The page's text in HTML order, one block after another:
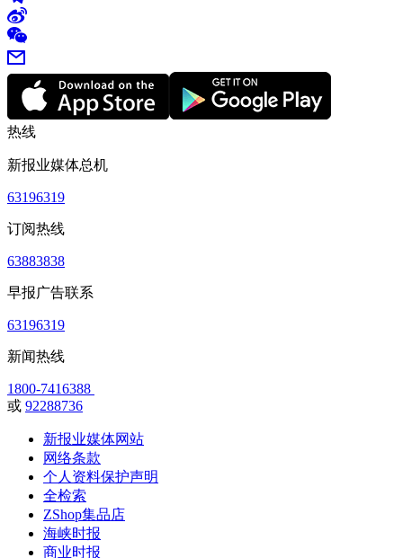
热线
新报业媒体总机
63196319
订阅热线
63883838
早报广告联系
63196319
新闻热线
1800-7416388
或 92288736
新报业媒体网站
网络条款
个人资料保护声明
全检索
ZShop集品店
海峡时报
商业时报